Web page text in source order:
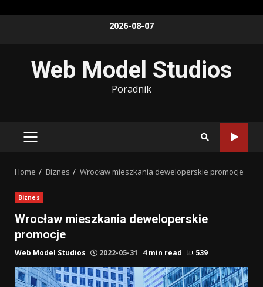
2026-08-07
Web Model Studios
Poradnik
PRIMARY
Home Biznes Wrocław mieszkania deweloperskie promocje
Biznes
Wrocław mieszkania deweloperskie
promocje
Web Model Studios 2022-05-31 4 min read 539